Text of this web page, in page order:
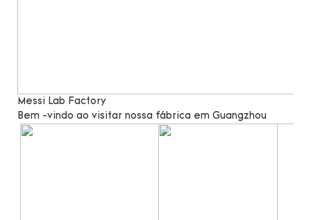
Messi Lab Factory
Bem -vindo ao visitar nossa fábrica em Guangzhou